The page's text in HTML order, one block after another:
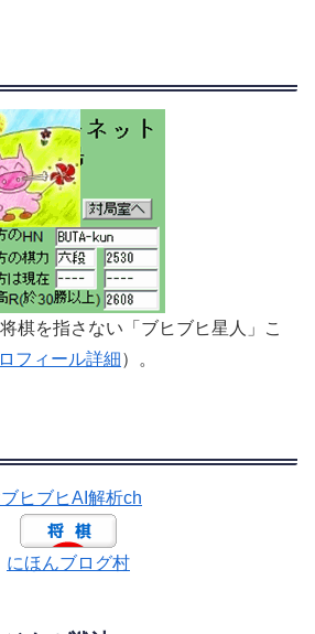
棋を指さない「ブヒブヒ星人」こ
フィール詳細）。
ヒブヒAI解析ch
にほんブログ村